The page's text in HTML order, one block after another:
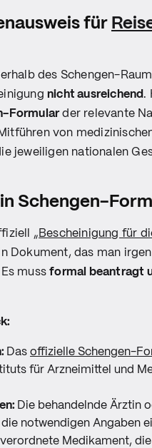
für
des Schengen-
nicht ausreichend .
Formularder relevante
von
jeweiligen nationalen
Schengen-
„ Bescheinigung für
Dokument, das man
mussformal beantragt
Das offizielle Schengen-
für Arzneimittel und
Die behandelnde Ärztin
notwendigen Angaben
Medikament,